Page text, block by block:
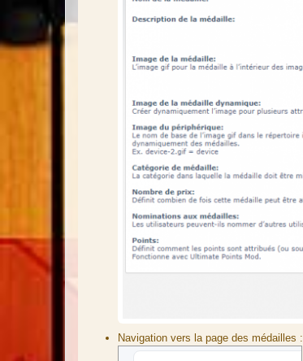
Navigation vers la page des médailles :